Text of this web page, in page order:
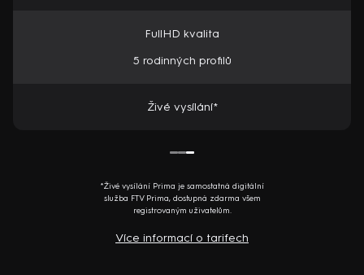
FullHD kvalita
5 rodinných profilů
Živé vysílání*
*Živé vysílání Prima je samostatná digitální
služba FTV Prima, dostupná zdarma všem
registrovaným uživatelům.
Více informací o tarifech